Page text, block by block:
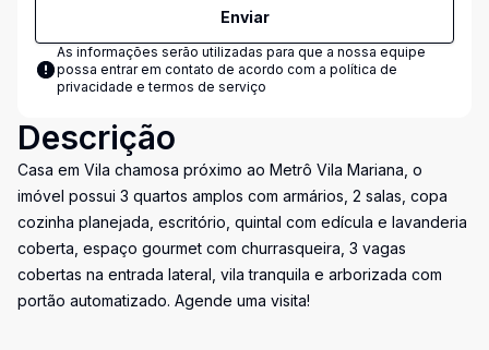
Enviar
As informações serão utilizadas para que a nossa equipe
possa entrar em contato de acordo com a política de
privacidade e termos de serviço
Descrição
Casa em Vila chamosa próximo ao Metrô Vila Mariana, o
imóvel possui 3 quartos amplos com armários, 2 salas, copa
cozinha planejada, escritório, quintal com edícula e lavanderia
coberta, espaço gourmet com churrasqueira, 3 vagas
cobertas na entrada lateral, vila tranquila e arborizada com
portão automatizado. Agende uma visita!